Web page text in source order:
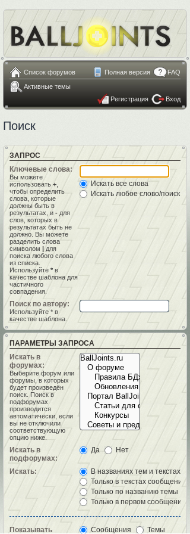
Список форумов FAQ
Полная версия
Активные темы
Регистрация
Вход
Поиск
ЗАПРОС
Ключевые слова:
Вы можете
использовать +
чтобы определить
слова, которые
должны быть в
результатах, и - для
слов, которых в
результатах быть не
должно. Вы можете
разделить слова
символом |для
поиска любого слова
из списка.
Используйте * в
качестве шаблона для
частичного
совпадения.
Искать все слова
Искать любое слово/поиск с
Поиск по автору:
Используйте * в
качестве шаблона.
ПАРАМЕТРЫ ЗАПРОСА
Искать в
форумах:
Выберите форум или
форумы, в которых
будет произведён
поиск. Поиск в
подфорумах
производится
автоматически, если
вы не отключили
соответствующую
опцию ниже.
Искать в
подфорумах:
Да Нет
Искать:
В названиях тем и текстах
Только в текстах сообщений
Только по названию темы
Только в первом сообщении
Показывать Сообщения Темы